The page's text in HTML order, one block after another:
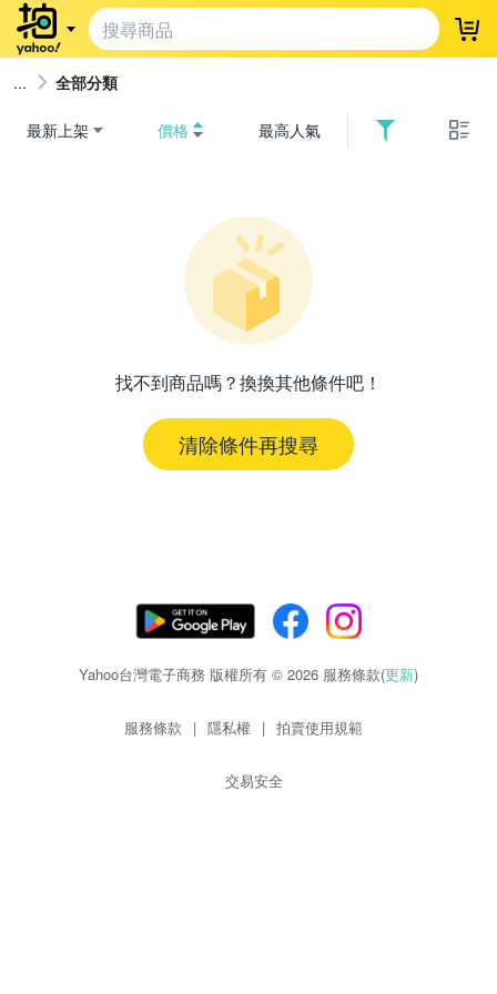
登
全部分類
最新上架 價格 最高人氣
找不到商品嗎？換換其他條件吧！
清除條件再搜尋
Yahoo台灣電子商務 版權所有 © 2026 服務條款(更新)
服務條款 | 隱私權 | 拍賣使用規範
交易安全